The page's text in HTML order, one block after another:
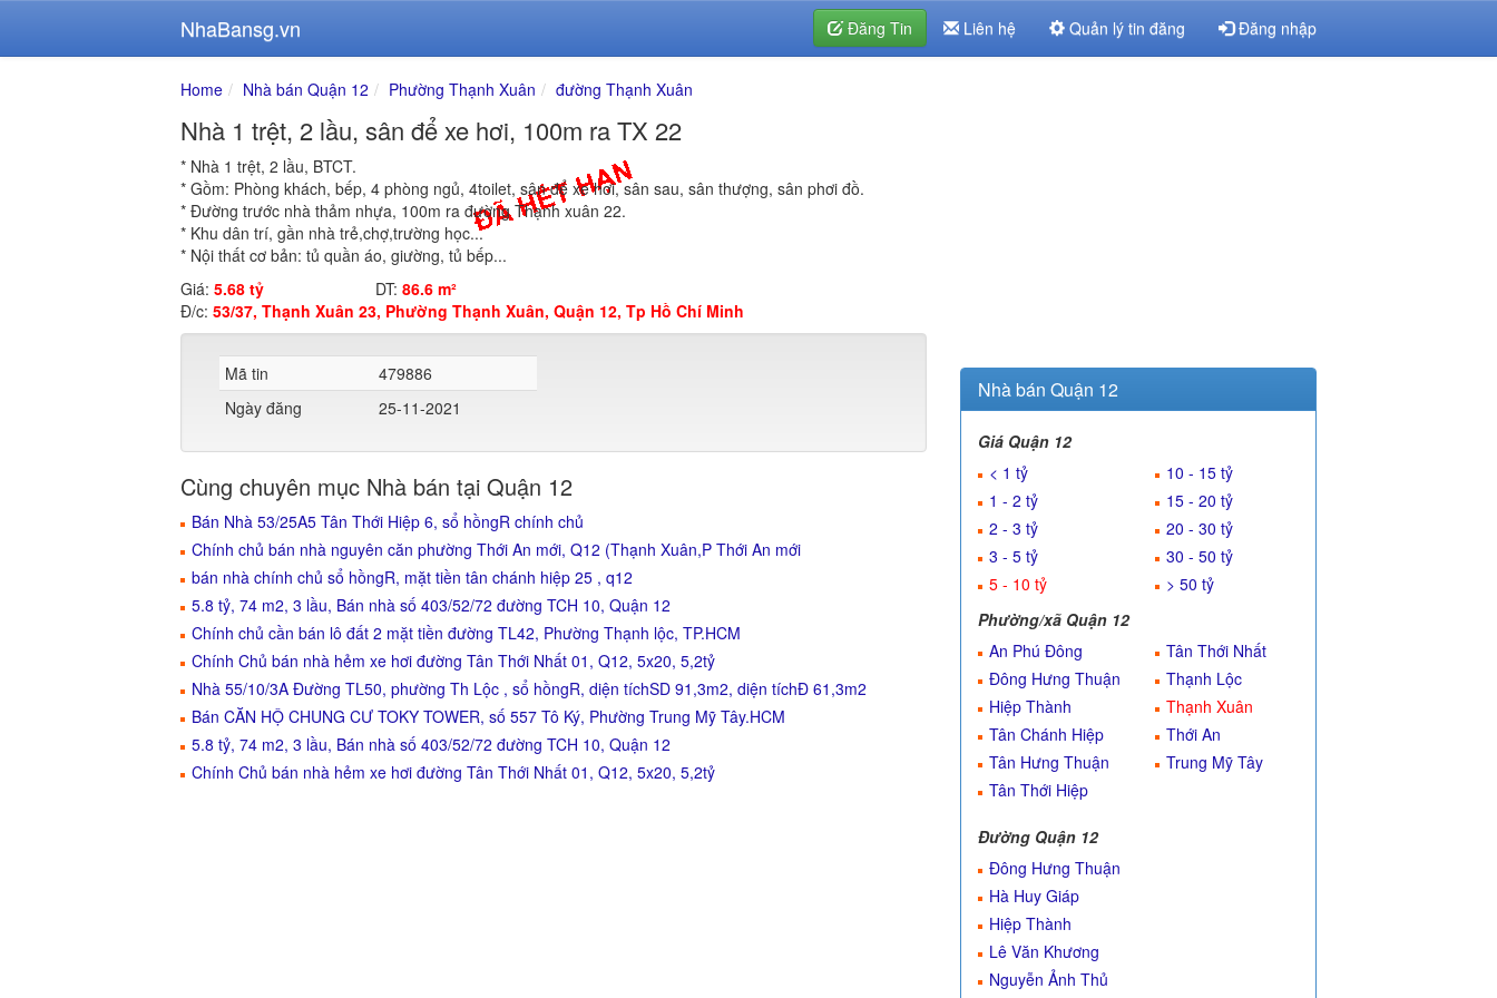
NhaBansg.vn Đăng Tin Liên hệ Quản lý tin đăng Đăng nhập
Home Nhà bán Quận 12 Phường Thạnh Xuân đường Thạnh Xuân
Nhà 1 trệt, 2 lầu, sân để xe hơi, 100m ra TX 22
* Nhà 1 trệt, 2 lầu, BTCT.
* Gồm: Phòng khách, bếp, 4 phòng ngủ, 4toilet, sân để xe hơi, sân sau, sân thượng, sân phơi đồ.
* Đường trước nhà thảm nhựa, 100m ra đường Thạnh xuân 22.
* Khu dân trí, gần nhà trẻ,chợ,trường học...
* Nội thất cơ bản: tủ quần áo, giường, tủ bếp...
Giá: 5.68 tỷ DT: 86.6 m²
Đ/c: 53/37, Thạnh Xuân 23, Phường Thạnh Xuân, Quận 12, Tp Hồ Chí Minh
Mã tin
479886
Ngày đăng
25-11-2021
Cùng chuyên mục Nhà bán tại Quận 12
Bán Nhà 53/25A5 Tân Thới Hiệp 6, sổ hồngR chính chủ
Chính chủ bán nhà nguyên căn phường Thới An mới, Q12 (Thạnh Xuân,P Thới An mới
bán nhà chính chủ sổ hồngR, mặt tiền tân chánh hiệp 25 , q12
5.8 tỷ, 74 m2, 3 lầu, Bán nhà số 403/52/72 đường TCH 10, Quận 12
Chính chủ cần bán lô đất 2 mặt tiền đường TL42, Phường Thạnh lộc, TP.HCM
Chính Chủ bán nhà hẻm xe hơi đường Tân Thới Nhất 01, Q12, 5x20, 5,2tỷ
Nhà 55/10/3A Đường TL50, phường Th Lộc , sổ hồngR, diện tíchSD 91,3m2, diện tíchĐ 61,3m2
Bán CĂN HỘ CHUNG CƯ TOKY TOWER, số 557 Tô Ký, Phường Trung Mỹ Tây.HCM
5.8 tỷ, 74 m2, 3 lầu, Bán nhà số 403/52/72 đường TCH 10, Quận 12
Chính Chủ bán nhà hẻm xe hơi đường Tân Thới Nhất 01, Q12, 5x20, 5,2tỷ
Nhà bán Quận 12
Giá Quận 12
< 1 tỷ
1 - 2 tỷ
2 - 3 tỷ
3 - 5 tỷ
5 - 10 tỷ
10 - 15 tỷ
15 - 20 tỷ
20 - 30 tỷ
30 - 50 tỷ
> 50 tỷ
Phường/xã Quận 12
An Phú Đông
Đông Hưng Thuận
Hiệp Thành
Tân Chánh Hiệp
Tân Hưng Thuận
Tân Thới Hiệp
Tân Thới Nhất
Thạnh Lộc
Thạnh Xuân
Thới An
Trung Mỹ Tây
Đường Quận 12
Đông Hưng Thuận
Hà Huy Giáp
Hiệp Thành
Lê Văn Khương
Nguyễn Ảnh Thủ